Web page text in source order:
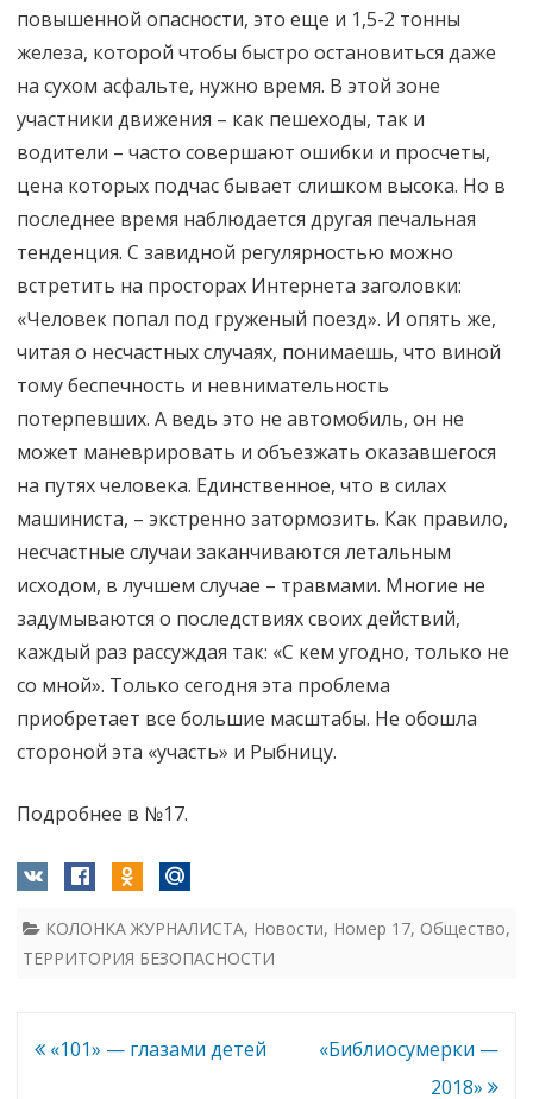
повышенной опасности, это еще и 1,5-2 тонны
железа, которой чтобы быстро остановиться даже
на сухом асфальте, нужно время. В этой зоне
участники движения – как пешеходы, так и
водители – часто совершают ошибки и просчеты,
цена которых подчас бывает слишком высока. Но в
последнее время наблюдается другая печальная
тенденция. С завидной регулярностью можно
встретить на просторах Интернета заголовки:
«Человек попал под груженый поезд». И опять же,
читая о несчастных случаях, понимаешь, что виной
тому беспечность и невнимательность
потерпевших. А ведь это не автомобиль, он не
может маневрировать и объезжать оказавшегося
на путях человека. Единственное, что в силах
машиниста, – экстренно затормозить. Как правило,
несчастные случаи заканчиваются летальным
исходом, в лучшем случае – травмами. Многие не
задумываются о последствиях своих действий,
каждый раз рассуждая так: «С кем угодно, только не
со мной». Только сегодня эта проблема
приобретает все большие масштабы. Не обошла
стороной эта «участь» и Рыбницу.
Подробнее в №17.
КОЛОНКА ЖУРНАЛИСТА, Новости, Номер 17, Общество,
ТЕРРИТОРИЯ БЕЗОПАСНОСТИ
Навигация
«101» — глазами детей
«Библиосумерки —
2018»